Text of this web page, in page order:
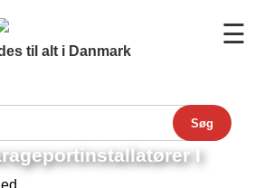
til alt i Danmark
☰
Søg
I